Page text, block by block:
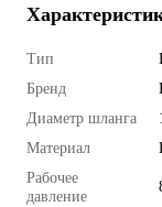
Тип
Бренд
Диаметр шланга
Материал
Рабочее
давление